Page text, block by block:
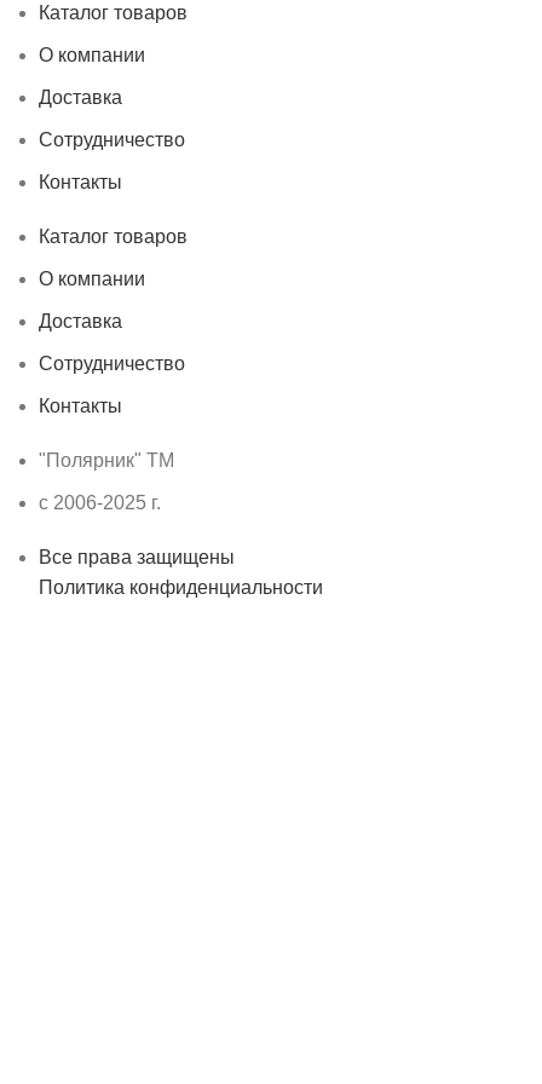
Каталог товаров
О компании
Доставка
Сотрудничество
Контакты
Каталог товаров
О компании
Доставка
Сотрудничество
Контакты
"Полярник" TM
c 2006-2025 г.
Все права защищены
Политика конфиденциальности